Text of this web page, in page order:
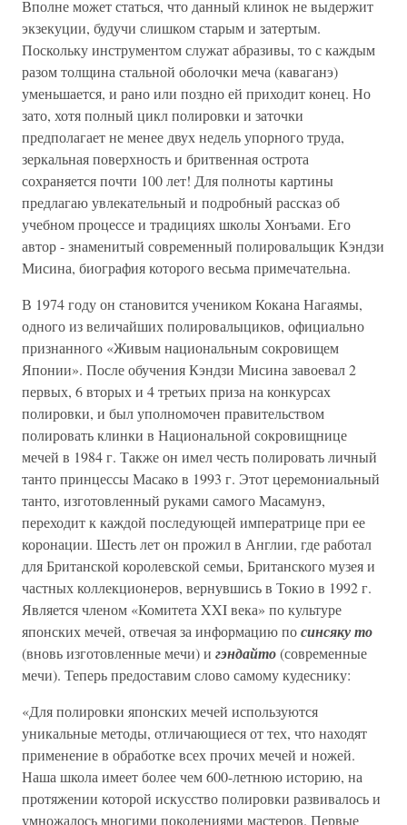
Вполне может статься, что данный клинок не выдержит
экзекуции, будучи слишком старым и затертым.
Поскольку инструментом служат абразивы, то с каждым
разом толщина стальной оболочки меча (каваганэ)
уменьшается, и рано или поздно ей приходит конец. Но
зато, хотя полный цикл полировки и заточки
предполагает не менее двух недель упорного труда,
зеркальная поверхность и бритвенная острота
сохраняется почти 100 лет! Для полноты картины
предлагаю увлекательный и подробный рассказ об
учебном процессе и традициях школы Хонъами. Его
автор - знаменитый современный полировальщик Кэндзи
Мисина, биография которого весьма примечательна.
В 1974 году он становится учеником Кокана Нагаямы,
одного из величайших полировалыциков, официально
признанного «Живым национальным сокровищем
Японии». После обучения Кэндзи Мисина завоевал 2
первых, 6 вторых и 4 третьих приза на конкурсах
полировки, и был уполномочен правительством
полировать клинки в Национальной сокровищнице
мечей в 1984 г. Также он имел честь полировать личный
танто принцессы Масако в 1993 г. Этот церемониальный
танто, изготовленный руками самого Масамунэ,
переходит к каждой последующей императрице при ее
коронации. Шесть лет он прожил в Англии, где работал
для Британской королевской семьи, Британского музея и
частных коллекционеров, вернувшись в Токио в 1992 г.
Является членом «Комитета XXI века» по культуре
японских мечей, отвечая за информацию посинсяку то
(вновь изготовленные мечи) и гэндайто(современные
мечи). Теперь предоставим слово самому кудеснику:
«Для полировки японских мечей используются
уникальные методы, отличающиеся от тех, что находят
применение в обработке всех прочих мечей и ножей.
Наша школа имеет более чем 600-летнюю историю, на
протяжении которой искусство полировки развивалось и
умножалось многими поколениями мастеров. Первые